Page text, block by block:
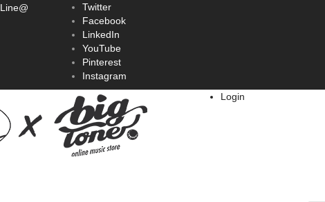
Line@
Twitter
Facebook
LinkedIn
YouTube
Pinterest
Instagram
Login